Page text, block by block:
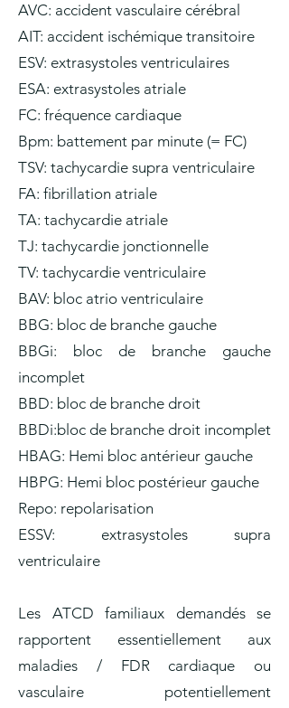
AVC: accident vasculaire cérébral
AIT: accident ischémique transitoire
ESV: extrasystoles ventriculaires
ESA: extrasystoles atriale
FC: fréquence cardiaque
Bpm: battement par minute (= FC)
TSV: tachycardie supra ventriculaire
FA: fibrillation atriale
TA: tachycardie atriale
TJ: tachycardie jonctionnelle
TV: tachycardie ventriculaire
BAV: bloc atrio ventriculaire
BBG: bloc de branche gauche
BBGi: bloc de branche gauche
incomplet
BBD: bloc de branche droit
BBDi:bloc de branche droit incomplet
HBAG: Hemi bloc antérieur gauche
HBPG: Hemi bloc postérieur gauche
Repo: repolarisation
ESSV: extrasystoles supra
ventriculaire
Les ATCD familiaux demandés se
rapportent essentiellement aux
maladies / FDR cardiaque ou
vasculaire potentiellement